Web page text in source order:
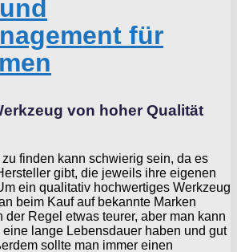
für
von hoher Qualität
finden kann schwierig sein, da es
gibt, die jeweils ihre eigenen
ein qualitativ hochwertiges Werkzeug
beim Kauf auf bekannte Marken
der Regel etwas teurer, aber man kann
lange Lebensdauer haben und gut
sollte man immer einen